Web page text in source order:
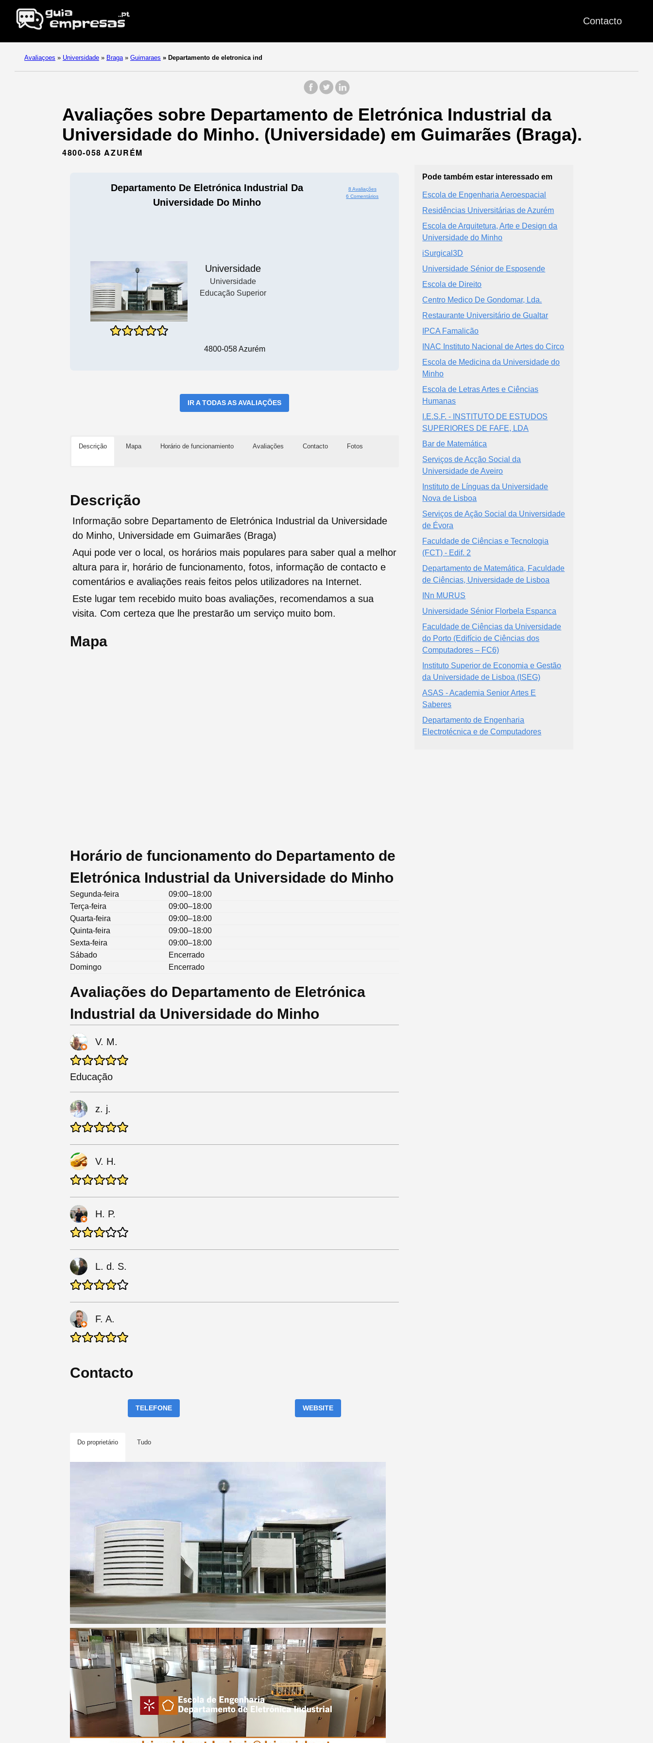
Contacto
Avaliaçoes » Universidade » Braga » Guimaraes » Departamento de eletronica ind
Avaliações sobre Departamento de Eletrónica Industrial da
Universidade do Minho. (Universidade) em Guimarães (Braga).
4800-058 AZURÉM
Departamento De Eletrónica Industrial Da
Universidade Do Minho
8 Avaliações
6 Comentários
Universidade
Universidade
Educação Superior
4800-058 Azurém
IR A TODAS AS AVALIAÇÕES
Descrição Mapa Horário de funcionamiento Avaliações Contacto Fotos
Descrição
Informação sobre Departamento de Eletrónica Industrial da Universidade
do Minho, Universidade em Guimarães (Braga)
Aqui pode ver o local, os horários mais populares para saber qual a melhor
altura para ir, horário de funcionamento, fotos, informação de contacto e
comentários e avaliações reais feitos pelos utilizadores na Internet.
Este lugar tem recebido muito boas avaliações, recomendamos a sua
visita. Com certeza que lhe prestarão um serviço muito bom.
Mapa
Horário de funcionamento do Departamento de
Eletrónica Industrial da Universidade do Minho
Segunda-feira
09:00–18:00
Terça-feira
09:00–18:00
Quarta-feira
09:00–18:00
Quinta-feira
09:00–18:00
Sexta-feira
09:00–18:00
Sábado
Encerrado
Domingo
Encerrado
Avaliações do Departamento de Eletrónica
Industrial da Universidade do Minho
V. M.
Educação
z. j.
V. H.
H. P.
L. d. S.
F. A.
Contacto
TELEFONE WEBSITE
Do proprietário Tudo
Pode também estar interessado em
Escola de Engenharia Aeroespacial
Residências Universitárias de Azurém
Escola de Arquitetura, Arte e Design da
Universidade do Minho
iSurgical3D
Universidade Sénior de Esposende
Escola de Direito
Centro Medico De Gondomar, Lda.
Restaurante Universitário de Gualtar
IPCA Famalicão
INAC Instituto Nacional de Artes do Circo
Escola de Medicina da Universidade do
Minho
Escola de Letras Artes e Ciências
Humanas
I.E.S.F. - INSTITUTO DE ESTUDOS
SUPERIORES DE FAFE, LDA
Bar de Matemática
Serviços de Acção Social da
Universidade de Aveiro
Instituto de Línguas da Universidade
Nova de Lisboa
Serviços de Ação Social da Universidade
de Évora
Faculdade de Ciências e Tecnologia
(FCT) - Edif. 2
Departamento de Matemática, Faculdade
de Ciências, Universidade de Lisboa
INn MURUS
Universidade Sénior Florbela Espanca
Faculdade de Ciências da Universidade
do Porto (Edifício de Ciências dos
Computadores – FC6)
Instituto Superior de Economia e Gestão
da Universidade de Lisboa (ISEG)
ASAS - Academia Senior Artes E
Saberes
Departamento de Engenharia
Electrotécnica e de Computadores